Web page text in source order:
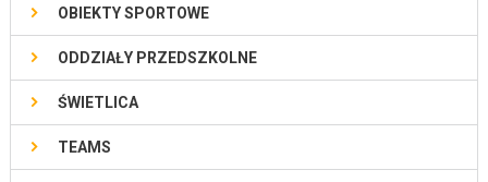
OBIEKTY SPORTOWE
ODDZIAŁY PRZEDSZKOLNE
ŚWIETLICA
TEAMS